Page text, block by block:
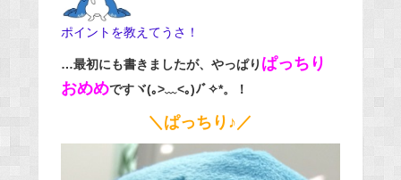
ポイントを教えてうさ！
…最初にも書きましたが、やっぱり ぱっちり
おめめですヾ(｡>﹏<｡)ﾉﾞ✧*。！
＼ぱっちり♪／